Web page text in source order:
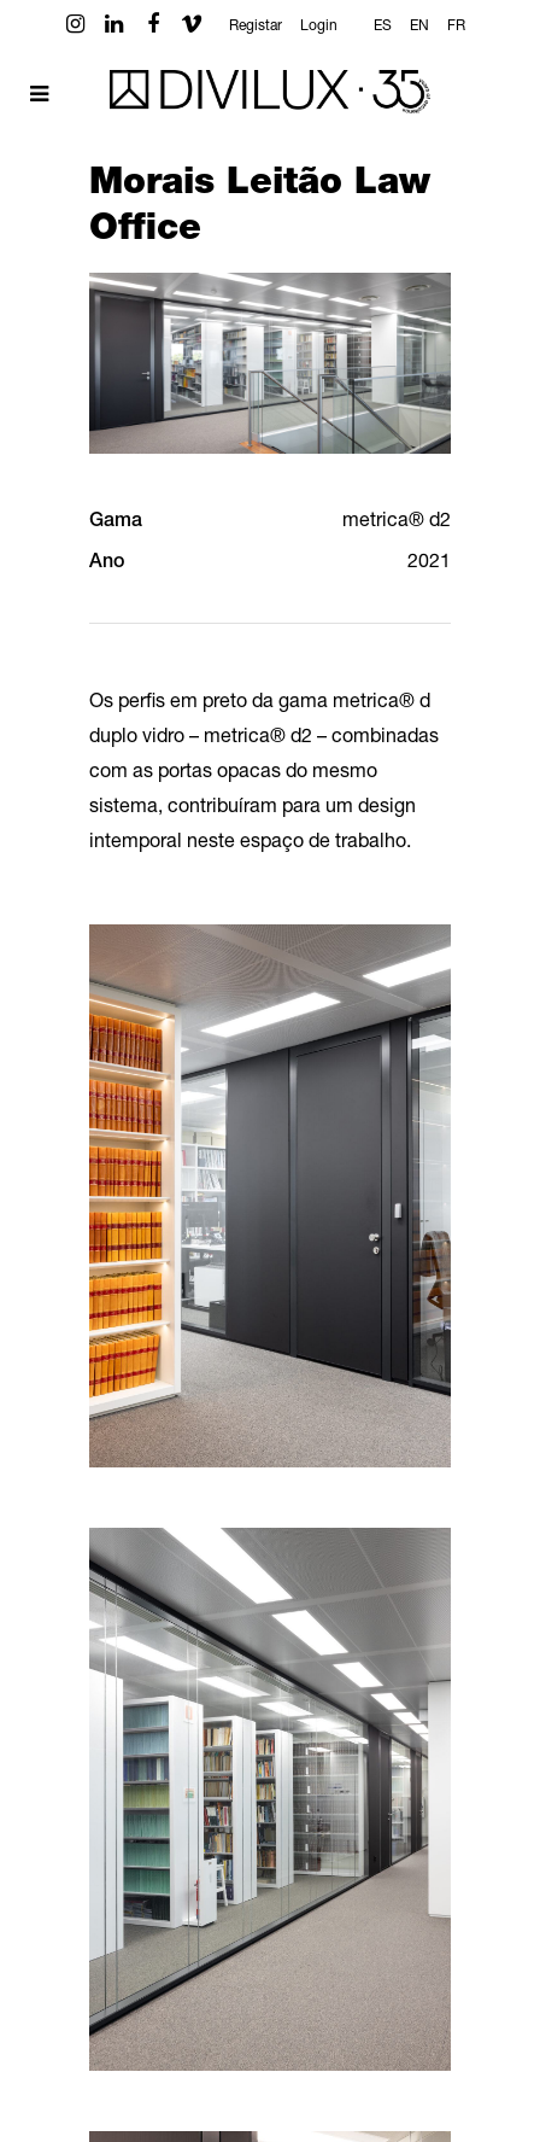
Registar Login ES EN FR
Morais Leitão Law
Office
Gama metrica® d2
Ano 2021
Os perfis em preto da gama metrica® d
duplo vidro – metrica® d2 – combinadas
com as portas opacas do mesmo
sistema, contribuíram para um design
intemporal neste espaço de trabalho.